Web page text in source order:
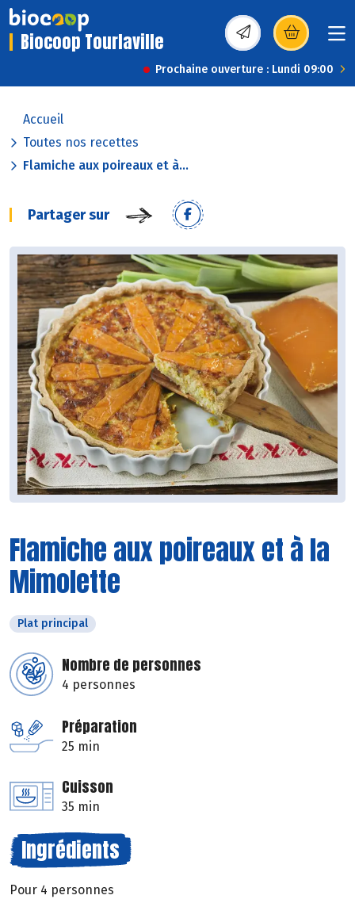
Biocoop Tourlaville (s’ouvre dans une
Prochaine ouverture : Lundi 09:00
Accueil
Toutes nos recettes
Flamiche aux poireaux et à...
Partager sur
Flamiche aux poireaux et à la
Mimolette
Plat principal
Nombre de personnes
4 personnes
Préparation
25 min
Cuisson
35 min
Ingrédients
Pour 4 personnes